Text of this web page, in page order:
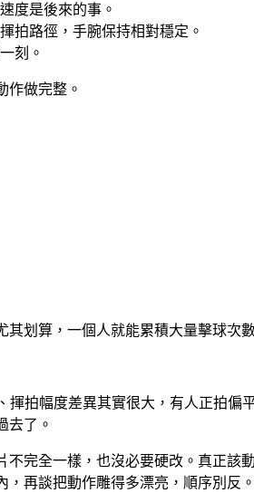
度是後來的事。
拍路徑，手腕保持相對穩定。
刻。
作做完整。
划算，一個人就能累積大量擊球次數
拍幅度差異其實很大，有人正拍偏
去了。
完全一樣，也沒必要硬改。真正該
再談把動作雕得多漂亮，順序別